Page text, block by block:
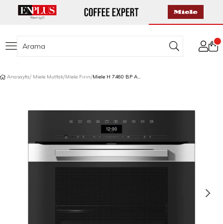
Anasayfa Miele Mutfak Miele Fırın Miele H 7460 BP Ankastre Fırın A+ Nem İlaveli Pişirme Siyah